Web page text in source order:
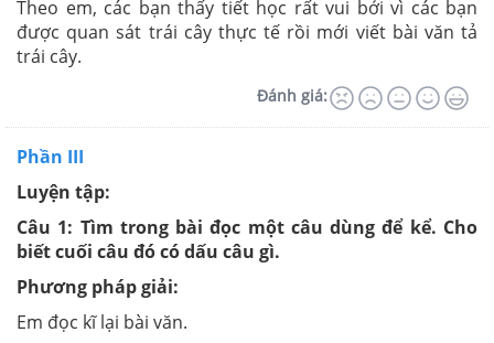
Theo em, các bạn thấy tiết học rất vui bởi vì các bạn
được quan sát trái cây thực tế rồi mới viết bài văn tả
trái cây.
Đánh giá:
Phần III
Luyện tập:
Câu 1: Tìm trong bài đọc một câu dùng để kể. Cho
biết cuối câu đó có dấu câu gì.
Phương pháp giải:
Em đọc kĩ lại bài văn.